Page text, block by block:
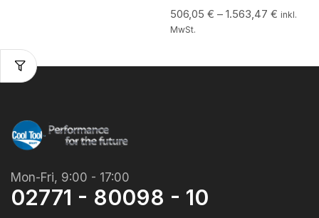
506,05 € – 1.563,47 € inkl.
MwSt.
Mon-Fri, 9:00 - 17:00
02771 - 80098 - 10